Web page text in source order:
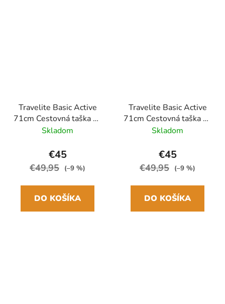
Travelite Basic Active
71cm Cestovná taška na
kolieskach Modrá Petrol
Skladom
€45
€49,95 (–9 %)
DO KOŠÍKA
Travelite Basic Active
71cm Cestovná taška na
kolieskach Sivá
Skladom
€45
€49,95 (–9 %)
DO KOŠÍKA